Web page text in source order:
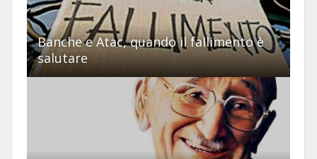
Banche e Atac, quando il fallimento è
salutare